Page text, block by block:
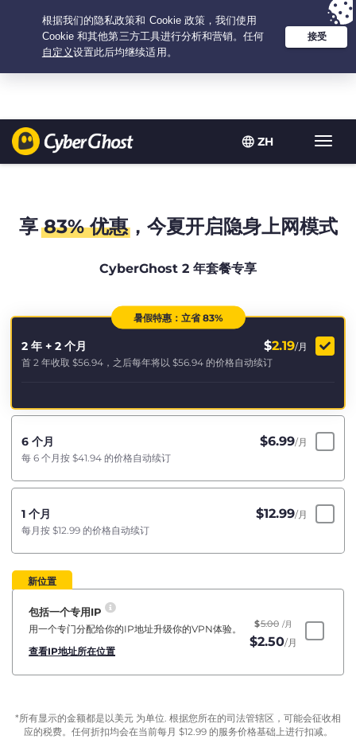
ZH
Your choice:The Best Dealfor 2.1666666666667-years at $2.19
/month
享83% 优惠，今夏开启隐身上网模式
CyberGhost 2 年套餐专享
暑假特惠：立省 83%
2 年 + 2 个月 $2.19/月
首 2 年收取 $56.94 ，之后每年将以 $56.94 的价格自动续订
6 个月 $6.99/月
每 6 个月按 $41.94 的价格自动续订
1 个月 $12.99/月
每月按 $12.99 的价格自动续订
新位置
包括一个专用IP
用一个专门分配给你的IP地址升级你的VPN体验。
查看IP地址所在位置
$5.00 /月
$2.50/月
*所有显示的金额都是以美元 为单位. 根据您所在的司法管辖区，可能会征收相
应的税费。任何折扣均会在当前每月 $12.99的服务价格基础上进行扣减。